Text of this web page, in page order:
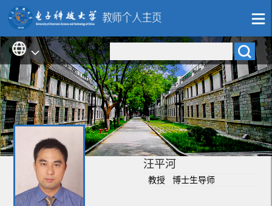
汪平河
教授 博士生导师